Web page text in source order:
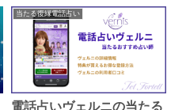
要や特徴、口コミ独自アンケート
結果、キャンペーン、料金と支払
い方法などの情報もまとめていま
当たる復縁電話占い
電話占いヴェルニの当たる